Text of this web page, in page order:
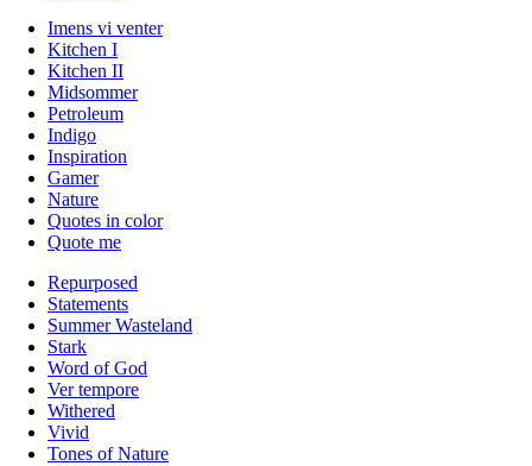
Imens vi venter
Kitchen I
Kitchen II
Midsommer
Petroleum
Indigo
Inspiration
Gamer
Nature
Quotes in color
Quote me
Repurposed
Statements
Summer Wasteland
Stark
Word of God
Ver tempore
Withered
Vivid
Tones of Nature